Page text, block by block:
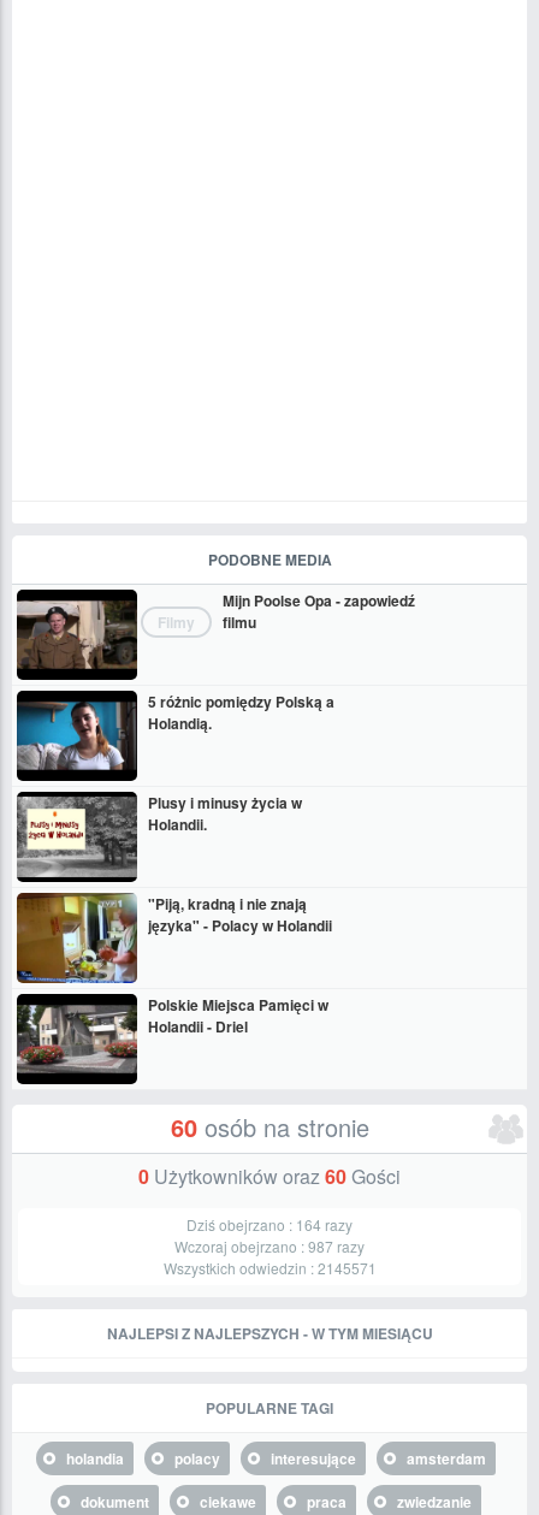
PODOBNE MEDIA
Filmy
Mijn Poolse Opa - zapowiedź
filmu
5 różnic pomiędzy Polską a
Holandią.
Plusy i minusy życia w
Holandii.
"Piją, kradną i nie znają
języka" - Polacy w Holandii
Polskie Miejsca Pamięci w
Holandii - Driel
60osób na stronie
0 Użytkowników oraz60Gości
Dziś obejrzano : 164 razy
Wczoraj obejrzano :987 razy
Wszystkich odwiedzin :2145571
NAJLEPSI Z NAJLEPSZYCH - W TYM MIESIĄCU
POPULARNE TAGI
holandia polacy interesujące
amsterdam
dokument
ciekawe praca
zwiedzanie